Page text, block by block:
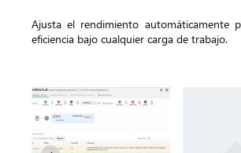
Ajusta el rendimiento automáticamente
eficiencia bajo cualquier carga de trabajo.